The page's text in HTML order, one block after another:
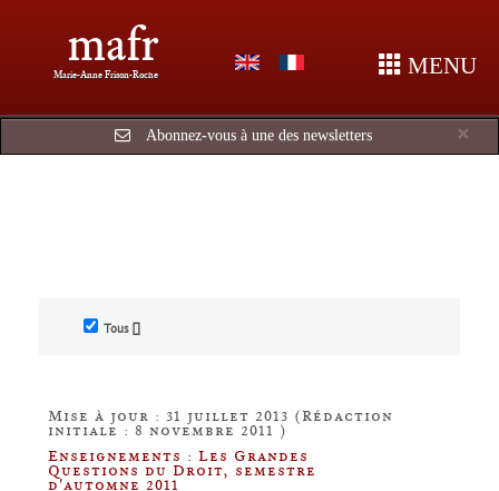
mafr
Marie-Anne Frison-Roche MENU
×
Abonnez-vous à une des newsletters
Tous []
Mise à jour : 31 juillet 2013 (Rédaction
initiale : 8 novembre 2011 )
Enseignements : Les Grandes
Questions du Droit, semestre
d'automne 2011